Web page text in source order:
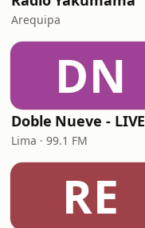
Arequipa
DN
Doble Nueve - LIVE
Lima · 99.1 FM
RE